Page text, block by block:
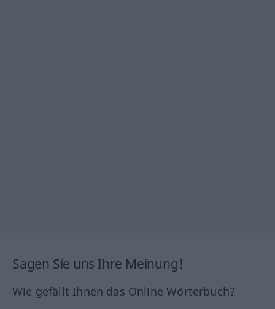
Sagen Sie uns Ihre Meinung!
Wie gefällt Ihnen das Online Wörterbuch?